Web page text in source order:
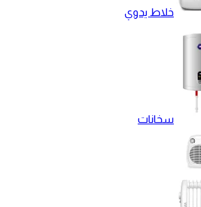
خلاط يدوي
سخانات